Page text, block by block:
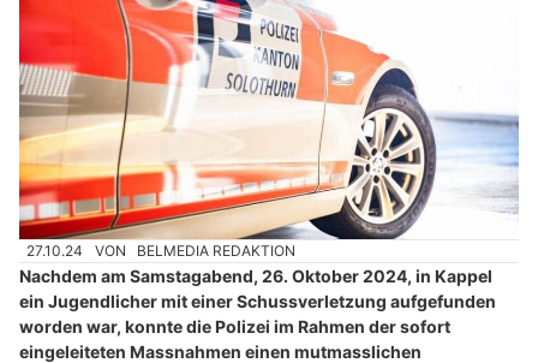
27.10.24 VON BELMEDIA REDAKTION
Nachdem am Samstagabend, 26. Oktober 2024, in Kappel
ein Jugendlicher mit einer Schussverletzung aufgefunden
worden war, konnte die Polizei im Rahmen der sofort
eingeleiteten Massnahmen einen mutmasslichen